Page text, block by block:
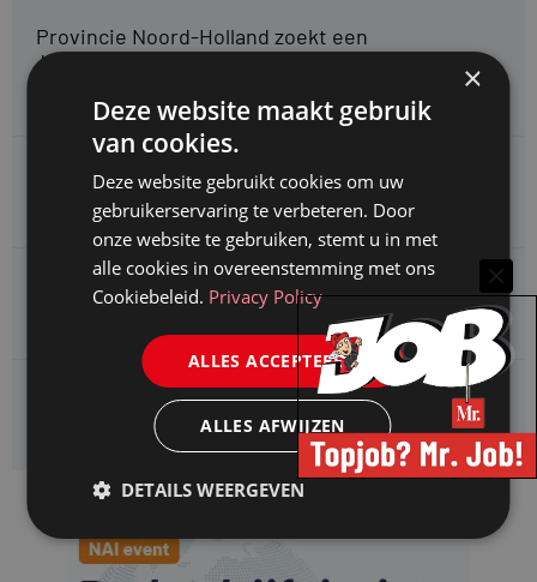
Provincie Noord-Holland zoekt een
Jurist bestuursrecht specialisatie subsidierecht &
Omgevingsdienst Haaglanden zoekt een
Jurist Omgevingsrecht (faunabeheer)
Enexis zoekt een
Rentmeester midden- en hoogspanning
Enexis zoekt een
Jurist ruimtelijke planvorming
×
Deze website maakt gebruik
van cookies.
Deze website gebruikt cookies om uw
gebruikerservaring te verbeteren. Door
onze website te gebruiken, stemt u in met
alle cookies in overeenstemming met ons
Cookiebeleid. Privacy Policy
ALLES ACCEPTEREN
ALLES AFWIJZEN
DETAILS WEERGEVEN